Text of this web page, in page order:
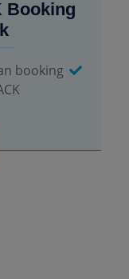
Booking
booking